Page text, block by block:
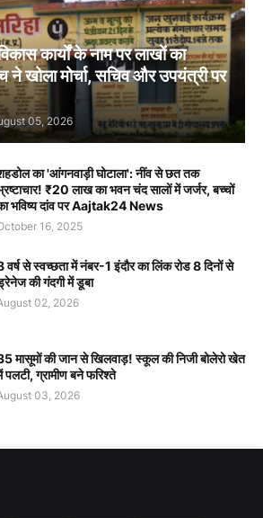
कार्यों के नाम पर लाखों का
खोला मोर्चा, सचिव और उपयंत्री पर
05, 2026
का 'आंगनवाड़ी घोटाला': नींव से छत तक
₹20 लाख का भवन चंद सालों में जर्जर, बच्चों
भविष्य दांव पर Aajtak24 News
16, 2025
वर्ष से स्वच्छता में नंबर-1 इंदौर का लिंक रोड 8 दिनों से
की गंदगी में डूबा
02, 2026
मासूमों की जान से खिलवाड़! स्कूल की निजी बोलेरो खेत
पलटी, ग्रामीण बने फरिश्ते
03, 2026